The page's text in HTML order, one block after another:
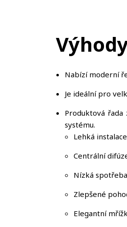
Nabízí moderní
Je ideální pro
Produktová
systému.
Lehká instalace
Centrální
Nízká
Zlepšené
Elegantní